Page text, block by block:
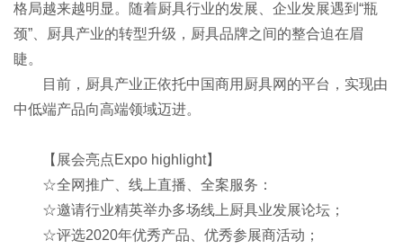
格局越来越明显。随着厨具行业的发展、企业发展遇到“瓶
颈”、厨具产业的转型升级，厨具品牌之间的整合迫在眉
睫。
目前，厨具产业正依托中国商用厨具网的平台，实现由
中低端产品向高端领域迈进。
【展会亮点Expo highlight】
☆全网推广、线上直播、全案服务：
☆邀请行业精英举办多场线上厨具业发展论坛；
☆评选2020年优秀产品、优秀参展商活动；